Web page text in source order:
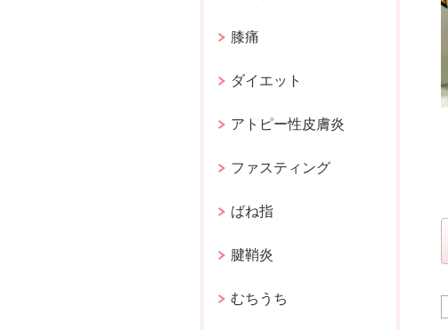
膝痛
ダイエット
アトピー性皮膚炎
ファスティング
ばね指
腱鞘炎
むちうち